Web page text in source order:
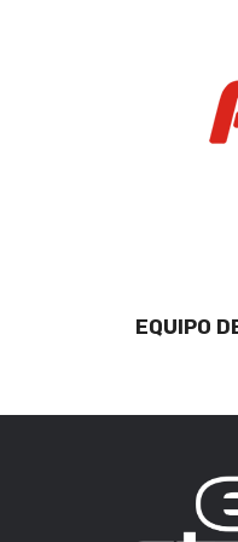
EQUIPO